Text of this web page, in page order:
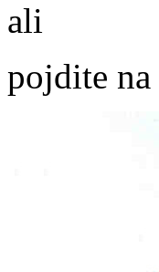
ali
pojdite na